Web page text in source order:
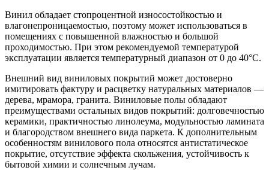
Винил обладает стопроцентной износостойкостью и
влагонепроницаемостью, поэтому может использоваться в
помещениях с повышенной влажностью и большой
проходимостью. При этом рекомендуемой температурой
эксплуатации является температурный диапазон от 0 до 40°С.
Внешний вид виниловых покрытий может достоверно
имитировать фактуру и расцветку натуральных материалов —
дерева, мрамора, гранита. Виниловые полы обладают
преимуществами остальных видов покрытий: долговечностью
керамики, практичностью линолеума, модульностью ламината
и благородством внешнего вида паркета. К дополнительным
особенностям винилового пола относятся антистатическое
покрытие, отсутствие эффекта скольжения, устойчивость к
бытовой химии и солнечным лучам.